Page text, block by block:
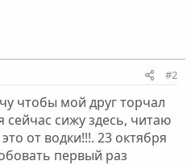
#2
чтобы мой друг торчал
сижу здесь, читаю
от водки!!!. 23 октября
первый раз